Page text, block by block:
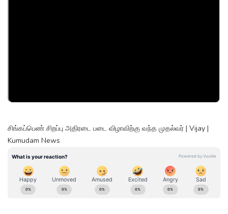
சிங்கப்பெண் சிறப்பு அதிரடை படை விழாவிற்கு வந்த முதல்வர் | Vijay |
Kumudam News